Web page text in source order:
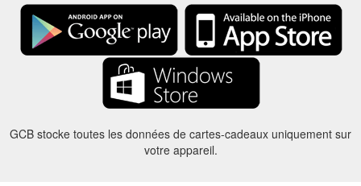
GCB stocke toutes les données de cartes-cadeaux uniquement sur
votre appareil.